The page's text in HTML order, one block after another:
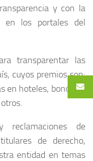
y con la
en los portales del
transparentar las
cuyos premios son:
en hoteles, bonos de
reclamaciones de
de derecho,
entidad en temas